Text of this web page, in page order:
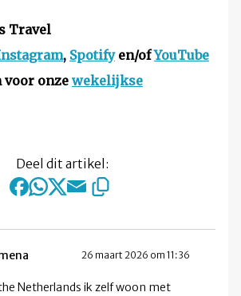
Travel
, Spotifyen/ofYouTube
voor onze wekelijkse
Deel dit artikel:
26 maart 2026 om 11:36
Netherlands ik zelf woon met